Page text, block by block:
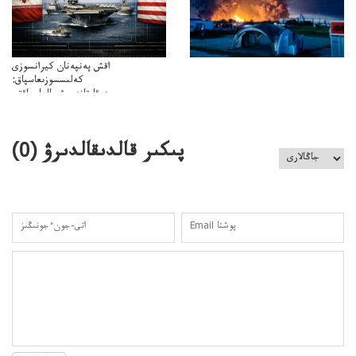
اقش پەنپەنان كيرانسوزى
كەلىسسوزىعاسپاق:
دوقايتازدەسۋىجالعاسپاقتى
پىكىر قالدىقالدىرۋ (0
)